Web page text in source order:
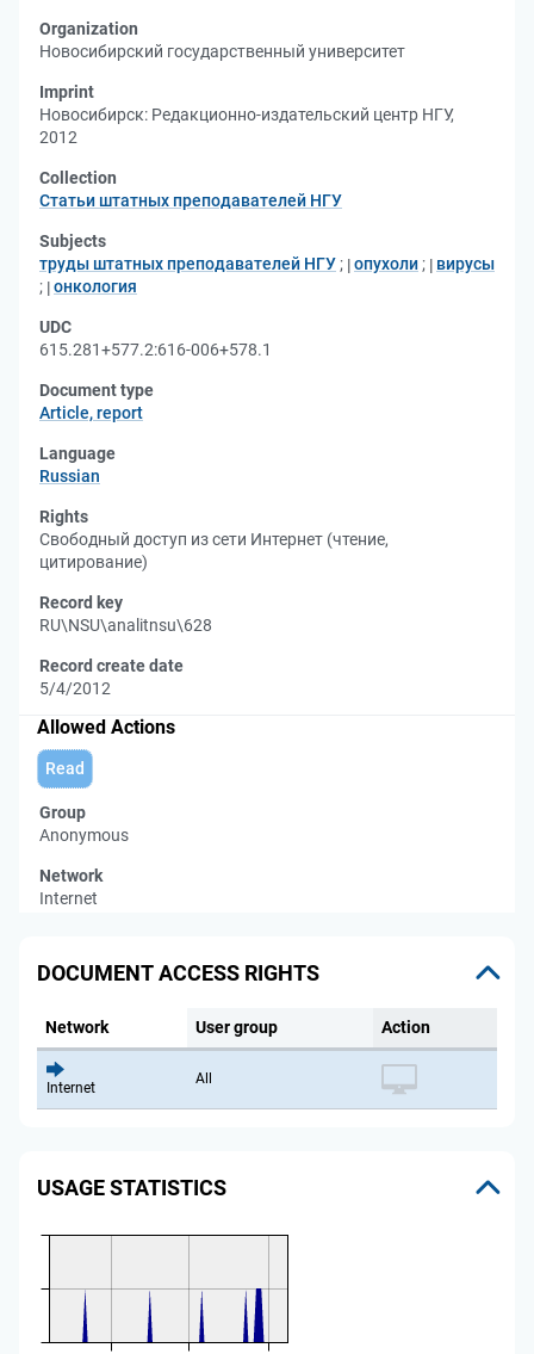
Organization
Новосибирский государственный университет
Imprint
Новосибирск: Редакционно-издательский центр НГУ,
2012
Collection
Статьи штатных преподавателей НГУ
Subjects
труды штатных преподавателей НГУ ; опухоли ;
вирусы
; онкология
UDC
615.281+577.2:616-006+578.1
Document type
Article, report
Language
Russian
Rights
Свободный доступ из сети Интернет (чтение,
цитирование)
Record key
RU\NSU\analitnsu\628
Record create date
5/4/2012
Allowed Actions
Read
Group
Anonymous
Network
Internet
DOCUMENT ACCESS RIGHTS
Network User group Action
Internet
All
USAGE STATISTICS